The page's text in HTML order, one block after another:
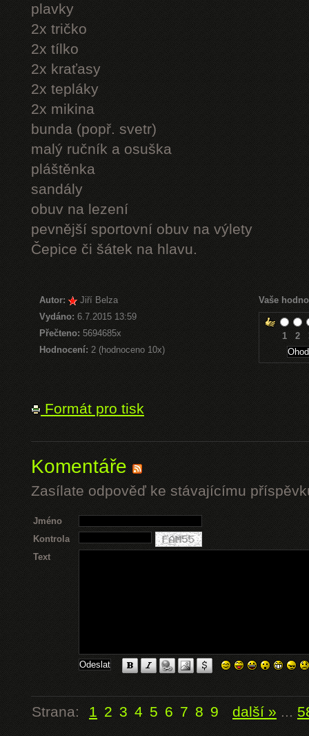
plavky
2x tričko
2x tílko
2x kraťasy
2x tepláky
2x mikina
bunda (popř. svetr)
malý ručník a osuška
pláštěnka
sandály
obuv na lezení
pevnější sportovní obuv na výlety
Čepice či šátek na hlavu.
Autor:
Jiří Belza
Vydáno: 6.7.2015 13:59
Přečteno: 5694685x
Hodnocení: 2 (hodnoceno 10x)
Vaše
1 2
Formát pro tisk
Komentáře
Zasílate odpověď ke stávajícímu
Jméno
Kontrola
Text
Strana: 1 2 3 4 5 6 7 8 9 další » ...